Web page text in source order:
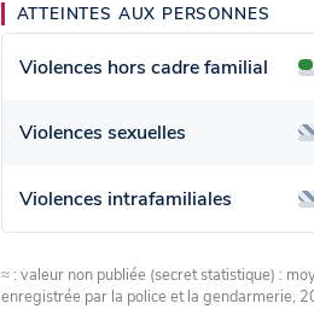
ATTEINTES AUX PERSONNES
Violences hors cadre familial
Violences sexuelles
Violences intrafamiliales
≈ : valeur non publiée (secret statistique) :
enregistrée par la police et la gendarmerie,